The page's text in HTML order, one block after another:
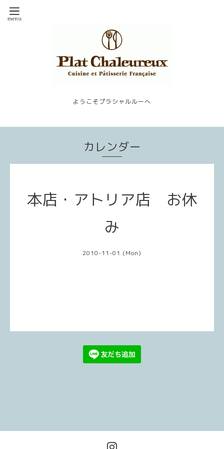
ようこそプラシャルルーへ
カレンダー
本店・アトリア店 お休
み
2010-11-01 (Mon)